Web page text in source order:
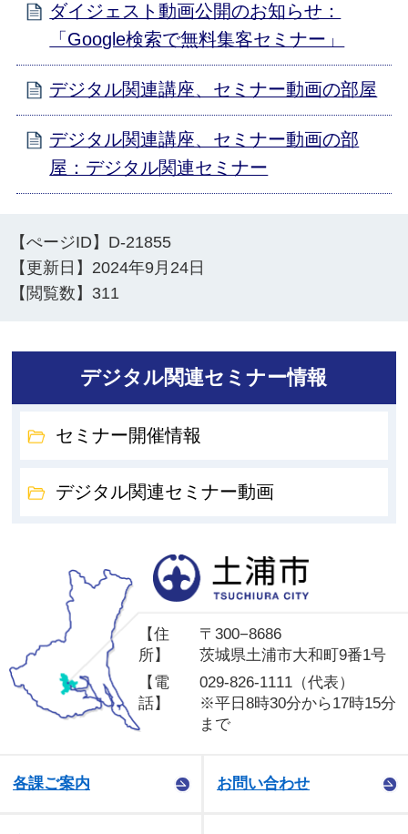
ダイジェスト動画公開のお知らせ：
「Google検索で無料集客セミナー」
デジタル関連講座、セミナー動画の部屋
デジタル関連講座、セミナー動画の部
屋：デジタル関連セミナー
【ぺージID】 D-21855
【更新日】 2024年9月24日
【閲覧数】 311
デジタル関連セミナー情報
セミナー開催情報
デジタル関連セミナー動画
【住
所】
〒300−8686
茨城県土浦市大和町9番1号
【電
話】
029-826-1111（代表）
※平日8時30分から17時15分
まで
各課ご案内 お問い合わせ